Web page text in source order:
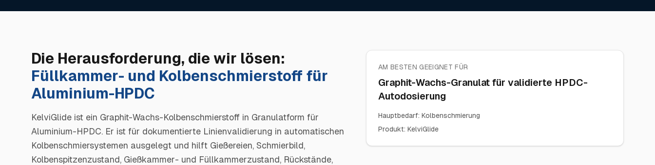
Die Herausforderung, die wir lösen:
Füllkammer- und Kolbenschmierstoff für
Aluminium-HPDC
KelviGlide ist ein Graphit-Wachs-Kolbenschmierstoff in Granulatform für
Aluminium-HPDC. Er ist für dokumentierte Linienvalidierung in automatischen
Kolbenschmiersystemen ausgelegt und hilft Gießereien, Schmierbild,
Kolbenspitzenzustand, Gießkammer- und Füllkammerzustand, Rückstände,
AM BESTEN GEEIGNET FÜR
Graphit-Wachs-Granulat für validierte HPDC-
Autodosierung
Hauptbedarf: Kolbenschmierung
Produkt: KelviGlide